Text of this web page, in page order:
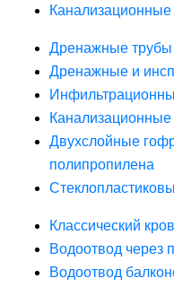
Дренажные трубы
Дренажные и
Двухслойные
полипропилена
Классический
Водоотвод через
Водоотвод